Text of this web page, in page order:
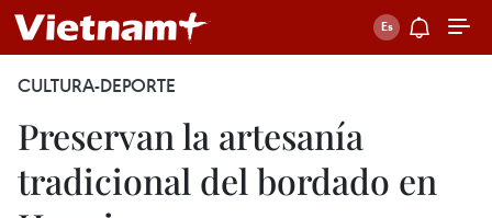
CULTURA-DEPORTE
Preservan la artesanía
tradicional del bordado en